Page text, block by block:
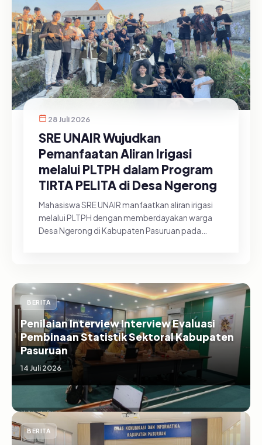
28 Juli 2026
SRE UNAIR Wujudkan
Pemanfaatan Aliran Irigasi
melalui PLTPH dalam Program
TIRTA PELITA di Desa Ngerong
Mahasiswa SRE UNAIR manfaatkan aliran irigasi
melalui PLTPH dengan memberdayakan warga
Desa Ngerong di Kabupaten Pasuruan pada
BERITA
Penilaian Interview Interview Evaluasi
Pembinaan Statistik Sektoral Kabupaten
Pasuruan
14 Juli 2026
BERITA